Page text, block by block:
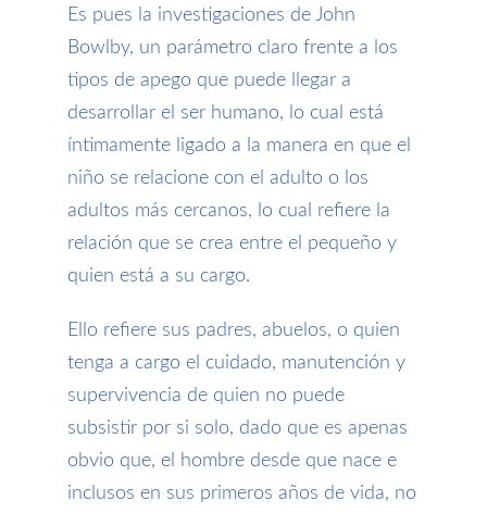
Es pues la investigaciones de John
Bowlby, un parámetro claro frente a los
tipos de apego que puede llegar a
desarrollar el ser humano, lo cual está
íntimamente ligado a la manera en que el
niño se relacione con el adulto o los
adultos más cercanos, lo cual refiere la
relación que se crea entre el pequeño y
quien está a su cargo.
E llo refiere sus padres, abuelos, o quien
tenga a cargo el cuidado, manutención y
supervivencia de quien no puede
subsistir por si solo, dado que es apenas
obvio que, el hombre desde que nace e
inclusos en sus primeros años de vida, no